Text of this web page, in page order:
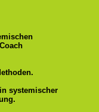
systemischer